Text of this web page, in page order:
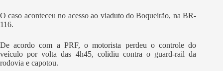
O caso aconteceu no acesso ao viaduto do Boqueirão, na BR-
116.
De acordo com a PRF, o motorista perdeu o controle do
veículo por volta das 4h45, colidiu contra o guard-rail da
rodovia e capotou.